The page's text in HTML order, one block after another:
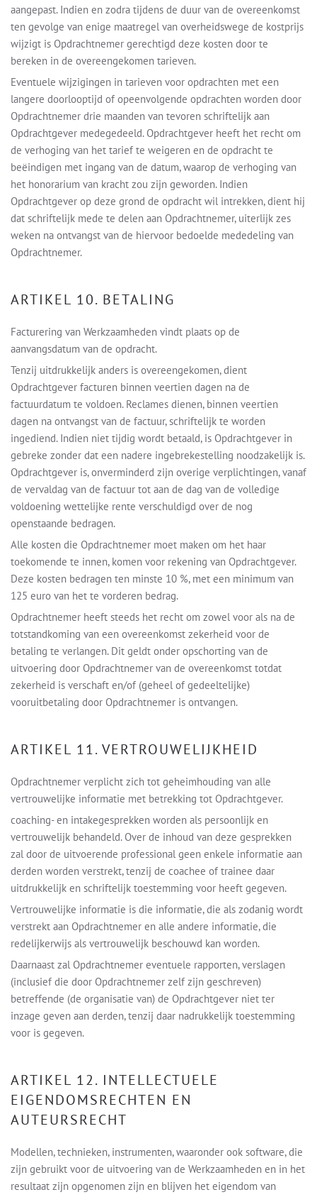
aangepast. Indien en zodra tijdens de duur van de overeenkomst
ten gevolge van enige maatregel van overheidswege de kostprijs
wijzigt is Opdrachtnemer gerechtigd deze kosten door te
bereken in de overeengekomen tarieven.
Eventuele wijzigingen in tarieven voor opdrachten met een
langere doorlooptijd of opeenvolgende opdrachten worden door
Opdrachtnemer drie maanden van tevoren schriftelijk aan
Opdrachtgever medegedeeld. Opdrachtgever heeft het recht om
de verhoging van het tarief te weigeren en de opdracht te
beëindigen met ingang van de datum, waarop de verhoging van
het honorarium van kracht zou zijn geworden. Indien
Opdrachtgever op deze grond de opdracht wil intrekken, dient hij
dat schriftelijk mede te delen aan Opdrachtnemer, uiterlijk zes
weken na ontvangst van de hiervoor bedoelde mededeling van
Opdrachtnemer.
ARTIKEL 10. BETALING
Facturering van Werkzaamheden vindt plaats op de
aanvangsdatum van de opdracht.
Tenzij uitdrukkelijk anders is overeengekomen, dient
Opdrachtgever facturen binnen veertien dagen na de
factuurdatum te voldoen. Reclames dienen, binnen veertien
dagen na ontvangst van de factuur, schriftelijk te worden
ingediend. Indien niet tijdig wordt betaald, is Opdrachtgever in
gebreke zonder dat een nadere ingebrekestelling noodzakelijk is.
Opdrachtgever is, onverminderd zijn overige verplichtingen, vanaf
de vervaldag van de factuur tot aan de dag van de volledige
voldoening wettelijke rente verschuldigd over de nog
openstaande bedragen.
Alle kosten die Opdrachtnemer moet maken om het haar
toekomende te innen, komen voor rekening van Opdrachtgever.
Deze kosten bedragen ten minste 10 %, met een minimum van
125 euro van het te vorderen bedrag.
Opdrachtnemer heeft steeds het recht om zowel voor als na de
totstandkoming van een overeenkomst zekerheid voor de
betaling te verlangen. Dit geldt onder opschorting van de
uitvoering door Opdrachtnemer van de overeenkomst totdat
zekerheid is verschaft en/of (geheel of gedeeltelijke)
vooruitbetaling door Opdrachtnemer is ontvangen.
ARTIKEL 11. VERTROUWELIJKHEID
Opdrachtnemer verplicht zich tot geheimhouding van alle
vertrouwelijke informatie met betrekking tot Opdrachtgever.
coaching- en intakegesprekken worden als persoonlijk en
vertrouwelijk behandeld. Over de inhoud van deze gesprekken
zal door de uitvoerende professional geen enkele informatie aan
derden worden verstrekt, tenzij de coachee of trainee daar
uitdrukkelijk en schriftelijk toestemming voor heeft gegeven.
Vertrouwelijke informatie is die informatie, die als zodanig wordt
verstrekt aan Opdrachtnemer en alle andere informatie, die
redelijkerwijs als vertrouwelijk beschouwd kan worden.
Daarnaast zal Opdrachtnemer eventuele rapporten, verslagen
(inclusief die door Opdrachtnemer zelf zijn geschreven)
betreffende (de organisatie van) de Opdrachtgever niet ter
inzage geven aan derden, tenzij daar nadrukkelijk toestemming
voor is gegeven.
ARTIKEL 12. INTELLECTUELE
EIGENDOMSRECHTEN EN
AUTEURSRECHT
Modellen, technieken, instrumenten, waaronder ook software, die
zijn gebruikt voor de uitvoering van de Werkzaamheden en in het
resultaat zijn opgenomen zijn en blijven het eigendom van